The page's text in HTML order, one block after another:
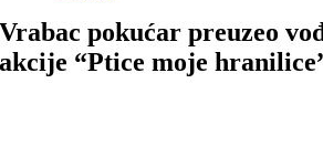
Vrabac pokućar preuzeo
akcije “Ptice moje